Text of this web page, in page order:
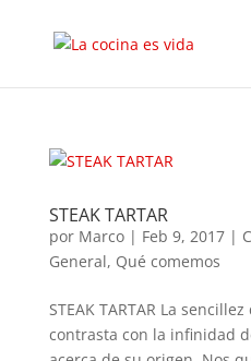
STEAK TARTAR
por Marco| Feb 9, 2017|
General, Qué comemos
STEAK TARTAR La
contrasta con la infinidad